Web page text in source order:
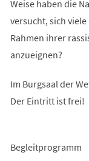
Weise haben die
versucht, sich
Rahmen ihrer
anzueignen?
Im Burgsaal der
Der Eintritt ist frei!
Begleitprogramm